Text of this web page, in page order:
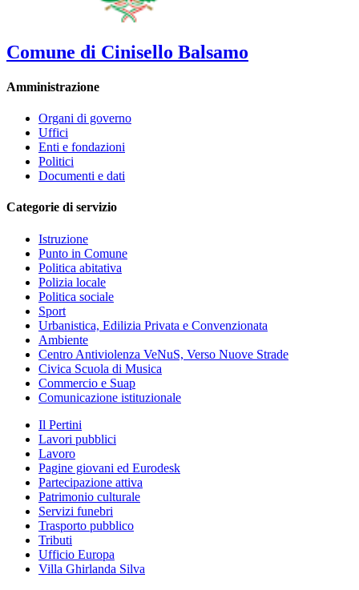
Comune di Cinisello Balsamo
Amministrazione
Organi di governo
Uffici
Enti e fondazioni
Politici
Documenti e dati
Categorie di servizio
Istruzione
Punto in Comune
Politica abitativa
Polizia locale
Politica sociale
Sport
Urbanistica, Edilizia Privata e Convenzionata
Ambiente
Centro Antiviolenza VeNuS, Verso Nuove Strade
Civica Scuola di Musica
Commercio e Suap
Comunicazione istituzionale
Il Pertini
Lavori pubblici
Lavoro
Pagine giovani ed Eurodesk
Partecipazione attiva
Patrimonio culturale
Servizi funebri
Trasporto pubblico
Tributi
Ufficio Europa
Villa Ghirlanda Silva